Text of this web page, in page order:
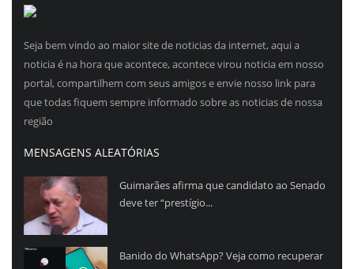
Seja bem vindo ao maior site de noticias da internet, aqui a
noticia é na hora que acontece, acontece virou noticia em nosso
portal, compartilhem com seus amigos e envie nosso link para
que todas fiquem sempre informado sobre as noticias de nossa
região
MENSAGENS ALEATÓRIAS
Guimarães afirma que candidato ao Senado
deve ter “prestígio...
Banido do WhatsApp? Veja como recuperar